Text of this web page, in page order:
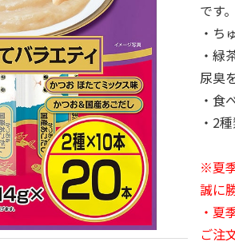
です。
・ち
・緑
尿臭
・食
・2
※夏
誠に
・夏
ご注